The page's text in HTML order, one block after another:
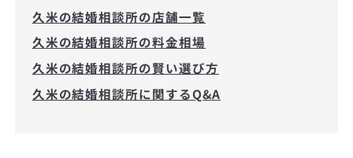
久米の結婚相談所の店舗一覧
久米の結婚相談所の料金相場
久米の結婚相談所の賢い選び方
久米の結婚相談所に関するQ&A